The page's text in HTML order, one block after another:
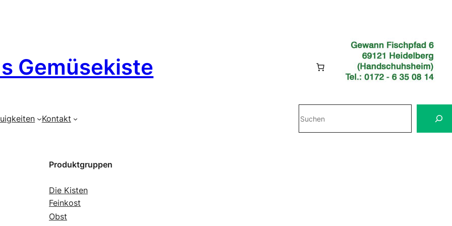
Gemüsekiste
Kontakt
Produktgruppen
Die Kisten
Feinkost
Obst